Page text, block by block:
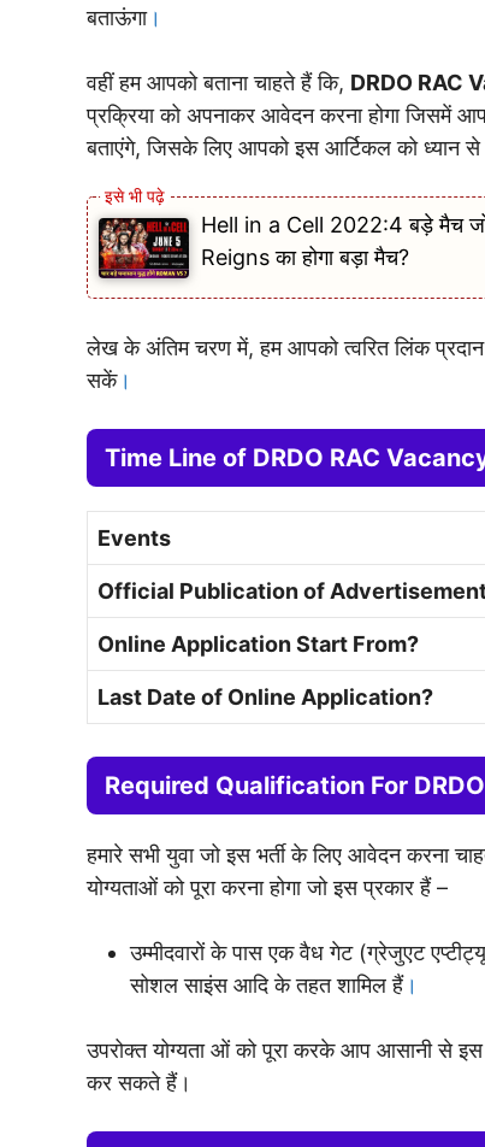
बताऊंगा।
वहीं हम आपको बताना चाहते हैं कि, DRDO RAC
प्रक्रिया को अपनाकर आवेदन करना होगा जिसमें
बताएंगे, जिसके लिए आपको इस आर्टिकल को ध्यान से
Hell in a Cell 2022:4 बड़े मैच
Reigns का होगा बड़ा मैच?
लेख के अंतिम चरण में, हम आपको त्वरित लिंक
सकें।
Time Line of DRDO RAC
Events
Official Publication of
Online Application Start From?
Last Date of Online Application?
Required Qualification For
हमारे सभी युवा जो इस भर्ती के लिए आवेदन करना
योग्यताओं को पूरा करना होगा जो इस प्रकार हैं –
उम्मीदवारों के पास एक वैध गेट (ग्रेजुएट
सोशल साइंस आदि के तहत शामिल हैं।
उपरोक्त योग्यता ओं को पूरा करके आप आसानी से
कर सकते हैं।